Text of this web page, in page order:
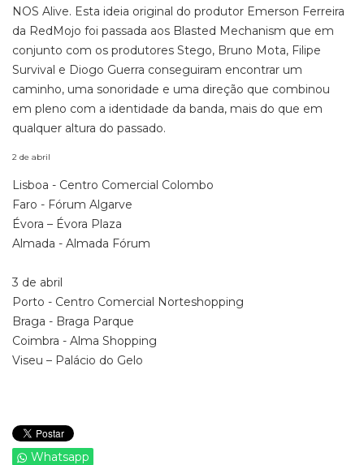
NOS Alive. Esta ideia original do produtor Emerson Ferreira
da RedMojo foi passada aos Blasted Mechanism que em
conjunto com os produtores Stego, Bruno Mota, Filipe
Survival e Diogo Guerra conseguiram encontrar um
caminho, uma sonoridade e uma direção que combinou
em pleno com a identidade da banda, mais do que em
qualquer altura do passado.
2 de abril
Lisboa - Centro Comercial Colombo
Faro - Fórum Algarve
Évora – Évora Plaza
Almada - Almada Fórum
3 de abril
Porto - Centro Comercial Norteshopping
Braga - Braga Parque
Coimbra - Alma Shopping
Viseu – Palácio do Gelo
Whatsapp